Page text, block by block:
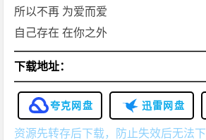
所以不再 为爱而爱
自己存在 在你之外
下载地址：
夸克网盘 迅雷网盘
资源先转存后下载，防止失效后无法